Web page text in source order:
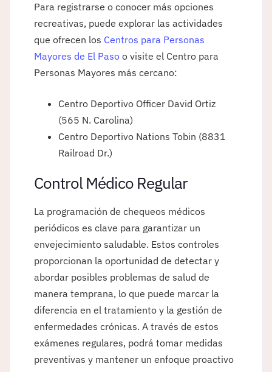
Para registrarse o conocer más opciones
recreativas, puede explorar las actividades
que ofrecen los Centros para Personas
Mayores de El Paso o visite el Centro para
Personas Mayores más cercano:
Centro Deportivo Officer David Ortiz
(565 N. Carolina)
Centro Deportivo Nations Tobin (8831
Railroad Dr.)
Control Médico Regular
La programación de chequeos médicos
periódicos es clave para garantizar un
envejecimiento saludable. Estos controles
proporcionan la oportunidad de detectar y
abordar posibles problemas de salud de
manera temprana, lo que puede marcar la
diferencia en el tratamiento y la gestión de
enfermedades crónicas. A través de estos
exámenes regulares, podrá tomar medidas
preventivas y mantener un enfoque proactivo